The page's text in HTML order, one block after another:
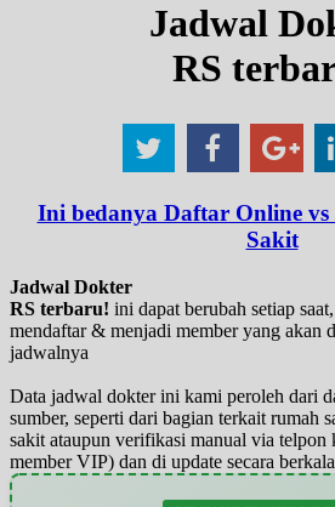
Jadwal
RS
Ini bedanya Daftar Online
Sakit
Jadwal Dokter
RS terbaru! ini dapat berubah setiap
mendaftar & menjadi member yang akan
jadwalnya
Data jadwal dokter ini kami peroleh dari
sumber, seperti dari bagian terkait rumah
sakit ataupun verifikasi manual via telpon
member VIP) dan di update secara